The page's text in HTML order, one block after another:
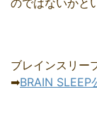
ブレインスリー
➡BRAIN SLEEP